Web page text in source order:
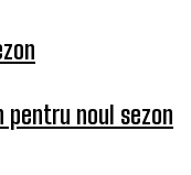
pentru noul sezon